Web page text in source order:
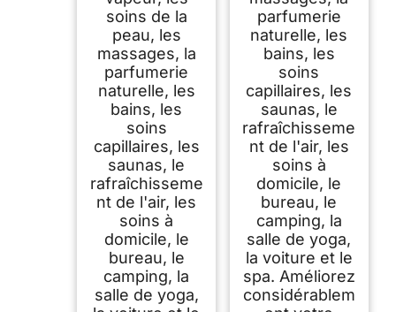
soins de la
peau, les
massages, la
parfumerie
naturelle, les
bains, les
soins
capillaires, les
saunas, le
rafraîchisseme
nt de l'air, les
soins à
domicile, le
bureau, le
camping, la
salle de yoga,
parfumerie
naturelle, les
bains, les
soins
capillaires, les
saunas, le
rafraîchisseme
nt de l'air, les
soins à
domicile, le
bureau, le
camping, la
salle de yoga,
la voiture et le
spa. Améliorez
considérablem